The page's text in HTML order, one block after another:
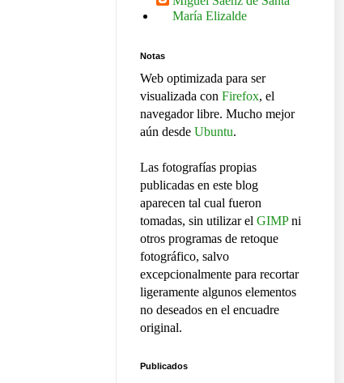
María Elizalde
Notas
Web optimizada para ser
visualizada con Firefox, el
navegador libre. Mucho mejor
aún desde Ubuntu.
Las fotografías propias
publicadas en este blog
aparecen tal cual fueron
tomadas, sin utilizar el GIMPni
otros programas de retoque
fotográfico, salvo
excepcionalmente para recortar
ligeramente algunos elementos
no deseados en el encuadre
original.
Publicados